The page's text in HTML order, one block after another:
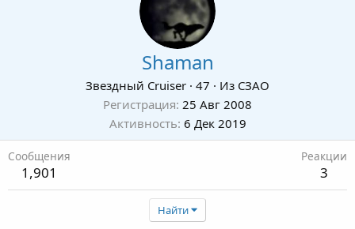
Shaman
Звездный Cruiser · 47 · Из СЗАО
Регистрация 25 Авг 2008
Активность 6 Дек 2019
Сообщения
1,901
Реакции
3
Найти